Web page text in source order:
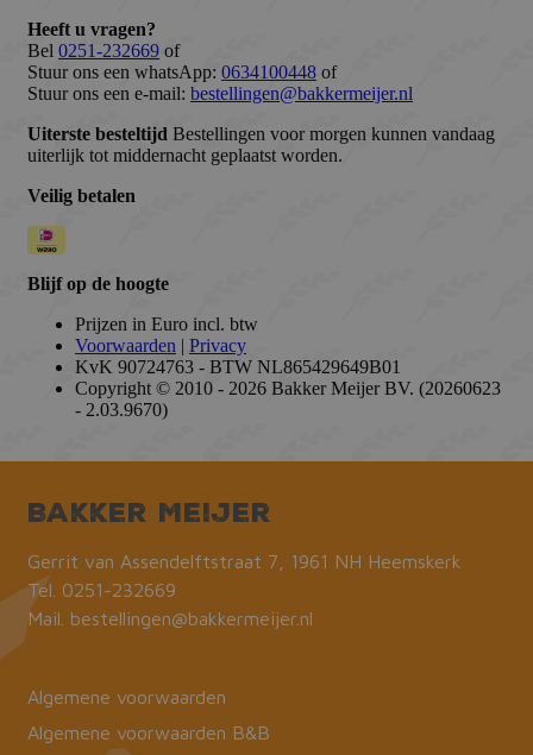
Bakker Meijer
Gerrit van Assendelftstraat 7, 1961 NH Heemskerk
Tel. 0251-232669
Mail. bestellingen@bakkermeijer.nl
Algemene voorwaarden
Algemene voorwaarden B&B